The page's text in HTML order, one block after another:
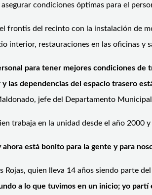
condiciones óptimas para el
frontis del recinto con la instalación de
interior, restauraciones en las oficinas y
para tener mejores condiciones
las dependencias del espacio trasero
jefe del Departamento
trabaja en la unidad desde el año
ahora está bonito para la gente y para
Rojas, quien lleva 14 años siendo parte
a lo que tuvimos en un inicio; yo